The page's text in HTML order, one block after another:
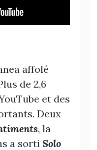
affolé
de 2,6
et des
Deux
, la
a sorti Solo